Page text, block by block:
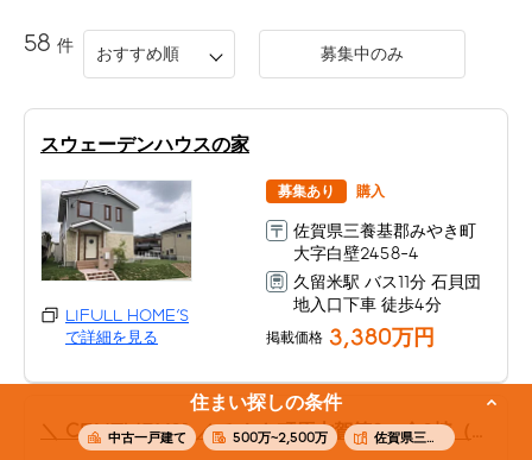
住まい探しの条件
中古一戸建て 500万~2,500万 佐賀県三養基郡みやき町
58 件 おすすめ順 募集中のみ
スウェーデンハウスの家
LIFULL HOME'S
で詳細を見る
募集あり 購入
佐賀県三養基郡みやき町
大字白壁2458-4
久留米駅 バス11分 石貝団
地入口下車 徒歩4分
掲載価格 3,380万円